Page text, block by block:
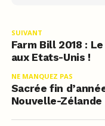
SUIVANT
Farm Bill 2018 :
aux Etats-Unis !
NE MANQUEZ PAS
Sacrée fin
Nouvelle-Zélande